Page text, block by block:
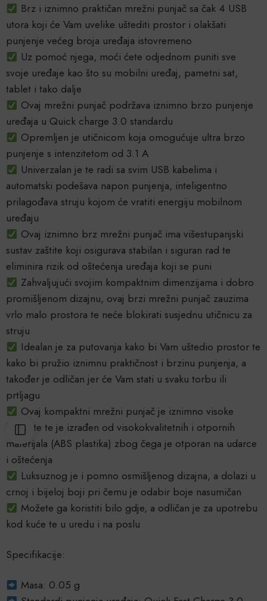
Brz i iznimno praktičan mrežni punjač sa čak 4 USB
utora koji će Vam uvelike uštediti prostor i olakšati
punjenje većeg broja uređaja istovremeno
Uz pomoć njega, moći ćete odjednom puniti sve
svoje uređaje kao što su mobilni uređaj, pametni sat,
tablet i tako dalje
Ovaj mrežni punjač podržava iznimno brzo punjenje
uređaja u Quick charge 3.0 standardu
Opremljen je utičnicom koja omogućuje ultra brzo
punjenje s intenzitetom od 3.1 A
Univerzalan je te radi sa svim USB kabelima i
automatski podešava napon punjenja, inteligentno
prilagođava struju kojom će vratiti energiju mobilnom
uređaju
Ovaj iznimno brz mrežni punjač ima višestupanjski
sustav zaštite koji osigurava stabilan i siguran rad te
eliminira rizik od oštećenja uređaja koji se puni
Zahvaljujući svojim kompaktnim dimenzijama i dobro
promišljenom dizajnu, ovaj brzi mrežni punjač zauzima
vrlo malo prostora te neće blokirati susjednu utičnicu za
struju
Idealan je za putovanja kako bi Vam uštedio prostor te
kako bi pružio iznimnu praktičnost i brzinu punjenja, a
također je odličan jer će Vam stati u svaku torbu ili
prtljagu
Ovaj kompaktni mrežni punjač je iznimno visoke
kvalitete te je izrađen od visokokvalitetnih i otpornih
materijala (ABS plastika) zbog čega je otporan na udarce
i oštećenja
Luksuznog je i pomno osmišljenog dizajna, a dolazi u
crnoj i bijeloj boji pri čemu je odabir boje nasumičan
Možete ga koristiti bilo gdje, a odličan je za upotrebu
kod kuće te u uredu i na poslu
Specifikacije:
Masa: 0.05 g